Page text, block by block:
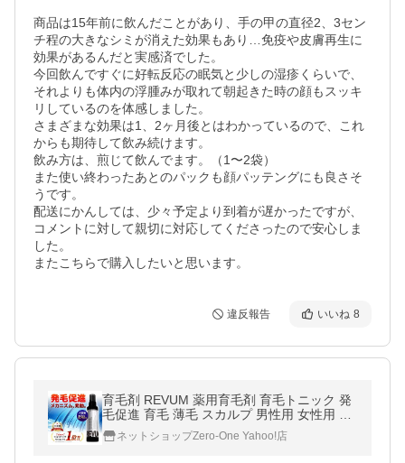
商品は15年前に飲んだことがあり、手の甲の直径2、3セン
チ程の大きなシミが消えた効果もあり…免疫や皮膚再生に
効果があるんだと実感済でした。
今回飲んですぐに好転反応の眠気と少しの湿疹くらいで、
それよりも体内の浮腫みが取れて朝起きた時の顔もスッキ
リしているのを体感しました。
さまざまな効果は1、2ヶ月後とはわかっているので、これ
からも期待して飲み続けます。
飲み方は、煎じて飲んでます。（1〜2袋）
また使い終わったあとのパックも顔パッテングにも良さそ
うです。
配送にかんしては、少々予定より到着が遅かったですが、
コメントに対して親切に対応してくださったので安心しま
した。
またこちらで購入したいと思います。
違反報告 いいね 8
育毛剤 REVUM 薬用育毛剤 育毛トニック 発
毛促進 育毛 薄毛 スカルプ 男性用 女性用 リ
ビューム ※ 発毛剤 ではなく育毛剤 父の日
プレゼント 健康 医薬部外品
ネットショップZero-One Yahoo!店